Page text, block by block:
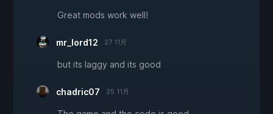
Great mods work well!
mr_lord12 27 11月
but its laggy and its good
chadric07 25 11月